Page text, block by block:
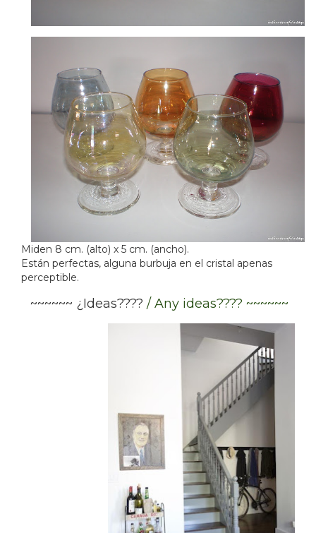
Miden 8 cm. (alto) x 5 cm. (ancho).
Están perfectas, alguna burbuja en el cristal apenas
perceptible.
~~~~~~ ¿Ideas???? / Any ideas???? ~~~~~~